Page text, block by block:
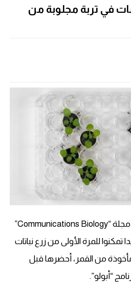
في تربة مجلوبة من
أظهرت دراسة نشرت في مجلة “Communications Biology”
تمكنوا للمرة الأولى من زرع نباتات
من القمر، أحضرها قبل
“أبولو”.